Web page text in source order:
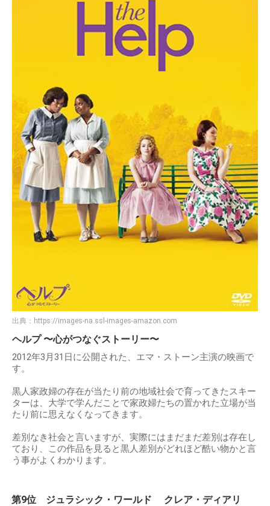
出典： https://images-na.ssl-images-amazon.com
ヘルプ 〜心がつなぐストーリー〜
2012年3月31日に公開された、エマ・ストーン主演の映画で
す。
黒人家政婦の存在が当たり前の地域社会で育ってきたスキー
ターは、大学で学んだことで家政婦たちの置かれた立場が当
たり前に思えなくなってきます。
差別なき社会と言いますが、実際にはまだまだ差別は存在し
ており、この作品を見ると黒人差別がどれほど酷い物かと言
う事がよくわかります。
第9位 ジュラシック・ワールド クレア・ディアリ